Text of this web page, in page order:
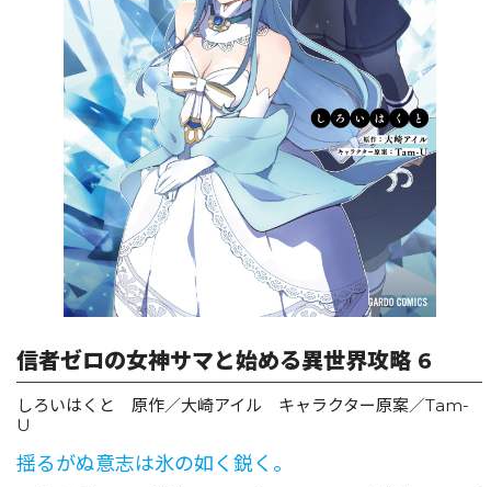
コミックガルド コミッククリエ
リキューレ コミックパルフェ
コミックエッセイ
信者ゼロの女神サマと始める異世界攻略 6
しろいはくと 原作／大崎アイル キャラクター原案／Tam-
U
揺るがぬ意志は氷の如く鋭く。